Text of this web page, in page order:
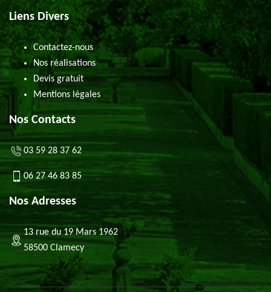
Liens Divers
Contactez-nous
Nos réalisations
Devis gratuit
Mentions légales
Nos Contacts
03 59 28 37 62
06 27 46 83 85
Nos Adresses
13 rue du 19 Mars 1962
58500 Clamecy